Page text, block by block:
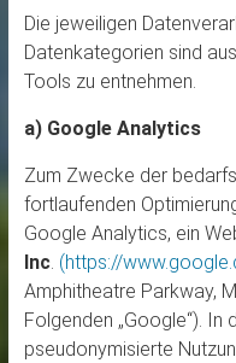
Die jeweiligen
Datenkategorien sind
Tools zu entnehmen.
a) Google Analytics
Zum Zwecke der
fortlaufenden
Google Analytics, ein
Inc. (https://
Amphitheatre Parkway,
Folgenden „Google“).
pseudonymisierte